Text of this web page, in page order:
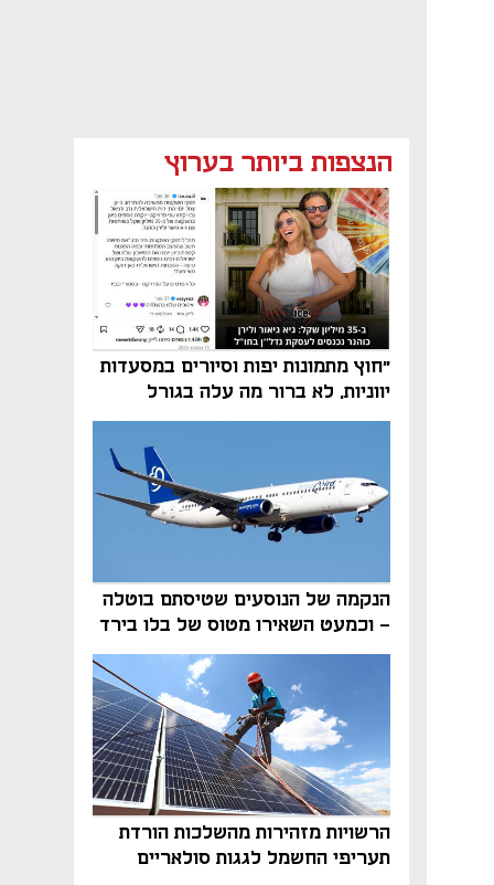
הנצפות ביותר בערוץ
"חוץ מתמונות יפות וסיורים במסעדות
יווניות, לא ברור מה עלה בגורל
פרויקט הנדל"ן"
הנקמה של הנוסעים שטיסתם בוטלה
- וכמעט השאירו מטוס של בלו בירד
על הקרקע
הרשויות מזהירות מהשלכות הורדת
תעריפי החשמל לגגות סולאריים